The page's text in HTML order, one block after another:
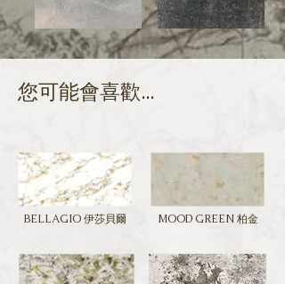
​您可能會喜歡...
BELLAGIO 伊莎貝爾 MOOD GREEN 柏金